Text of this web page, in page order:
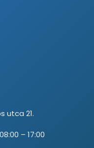
utca 21.
– 17:00